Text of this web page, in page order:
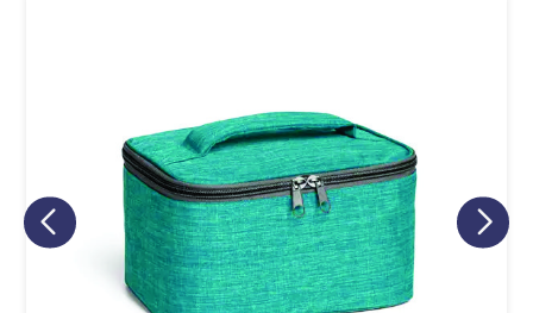
A nossa empresa está comprometida a proteger e respeitar
sua privacidade, utilizaremos seus dados apenas para fins
de marketing. Você pode alterar suas preferências a
qualquer momento.
Iniciar conversa